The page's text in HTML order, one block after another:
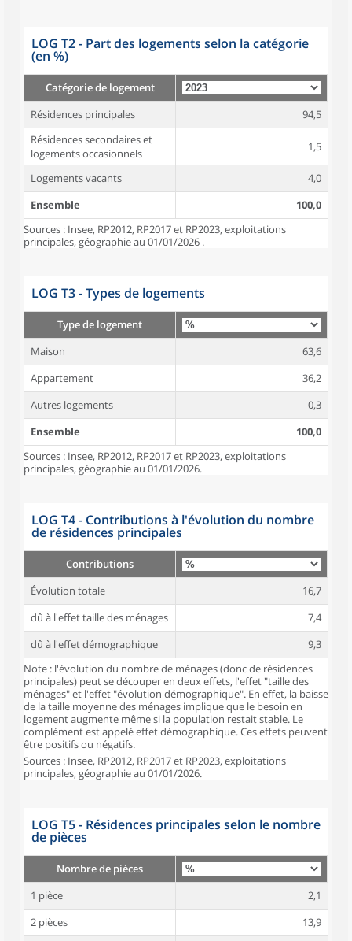
LOG T2 - Part des logements selon la catégorie
(en %)
Catégorie de logement
Résidences principales
94,5
Résidences secondaires et
logements occasionnels
1,5
Logements vacants
4,0
Ensemble
100,0
Sources : Insee, RP2012, RP2017 et RP2023, exploitations
principales, géographie au 01/01/2026 .
LOG T3 - Types de logements
Type de logement
Maison
63,6
Appartement
36,2
Autres logements
0,3
Ensemble
100,0
Sources : Insee, RP2012, RP2017 et RP2023, exploitations
principales, géographie au 01/01/2026.
LOG T4 - Contributions à l'évolution du nombre
de résidences principales
Contributions
Évolution totale
16,7
dû à l'effet taille des ménages
7,4
dû à l'effet démographique
9,3
Note : l'évolution du nombre de ménages (donc de résidences
principales) peut se découper en deux effets, l'effet "taille des
ménages" et l'effet "évolution démographique". En effet, la baisse
de la taille moyenne des ménages implique que le besoin en
logement augmente même si la population restait stable. Le
complément est appelé effet démographique. Ces effets peuvent
être positifs ou négatifs.
Sources : Insee, RP2012, RP2017 et RP2023, exploitations
principales, géographie au 01/01/2026.
LOG T5 - Résidences principales selon le nombre
de pièces
Nombre de pièces
1 pièce
2,1
2 pièces
13,9